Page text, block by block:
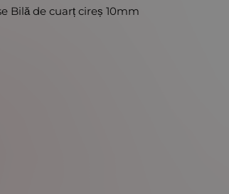
Bilă de cuarț cireș 10mm